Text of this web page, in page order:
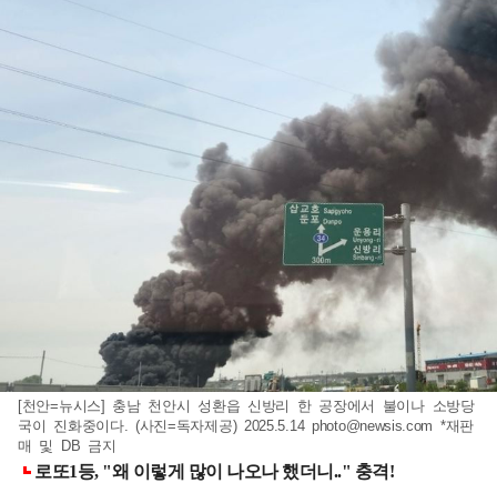
[천안=뉴시스] 충남 천안시 성환읍 신방리 한 공장에서 불이나 소방당
국이 진화중이다. (사진=독자제공) 2025.5.14 photo@newsis.com *재판
매 및 DB 금지